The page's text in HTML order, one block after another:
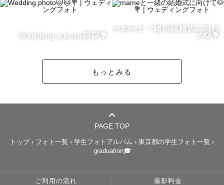
写真はずっと残り続けます
今だから残せる成長の証
愛するペットの輝く表情
思わず笑顔が溢れるような
忙しい日々にそっと背中を押してくれるような
そんな写真を届けます𖤣𖥧𖥣𖡡𖥧𖤣
_______予約〜撮影の流れ_______
Wedding photo🐱🐱💐
mameと一緒の結婚式に向け
て🐶💐
もっとみる
PAGE TOP
トップ › フォト一覧 › 学生フォトアルバム › 東京都の学生フォト一覧 ›
graduation🎓
ご利用の流れ 撮影料金